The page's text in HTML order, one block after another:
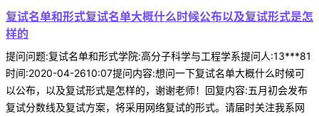
复试名单和形式复试名单大概什么时候公布以及复试形式是怎
样的
提问问题:复试名单和形式学院:高分子科学与工程学系提问人:13***81
时间:2020-04-2610:07提问内容:想问一下复试名单大概什么时候可
以公布，以及复试形式是怎样的，谢谢老师！回复内容:五月初会发布
复试分数线及复试方案，将采用网络复试的形式。请届时关注我系网